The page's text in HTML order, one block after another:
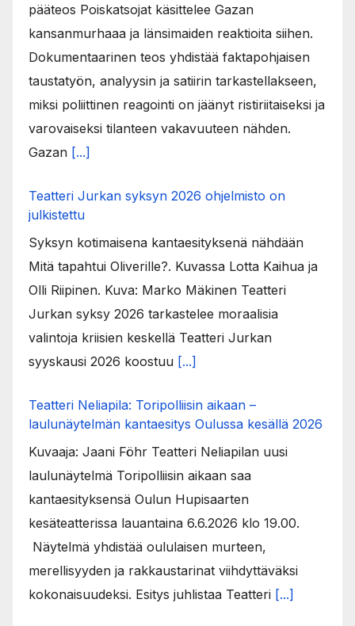
pääteos Poiskatsojat käsittelee Gazan
kansanmurhaaa ja länsimaiden reaktioita siihen.
Dokumentaarinen teos yhdistää faktapohjaisen
taustatyön, analyysin ja satiirin tarkastellakseen,
miksi poliittinen reagointi on jäänyt ristiriitaiseksi ja
varovaiseksi tilanteen vakavuuteen nähden.
Gazan [...]
Teatteri Jurkan syksyn 2026 ohjelmisto on
julkistettu
Syksyn kotimaisena kantaesityksenä nähdään
Mitä tapahtui Oliverille?. Kuvassa Lotta Kaihua ja
Olli Riipinen. Kuva: Marko Mäkinen Teatteri
Jurkan syksy 2026 tarkastelee moraalisia
valintoja kriisien keskellä Teatteri Jurkan
syyskausi 2026 koostuu [...]
Teatteri Neliapila: Toripolliisin aikaan –
laulunäytelmän kantaesitys Oulussa kesällä 2026
Kuvaaja: Jaani Föhr Teatteri Neliapilan uusi
laulunäytelmä Toripolliisin aikaan saa
kantaesityksensä Oulun Hupisaarten
kesäteatterissa lauantaina 6.6.2026 klo 19.00.
Näytelmä yhdistää oululaisen murteen,
merellisyyden ja rakkaustarinat viihdyttäväksi
kokonaisuudeksi. Esitys juhlistaa Teatteri [...]